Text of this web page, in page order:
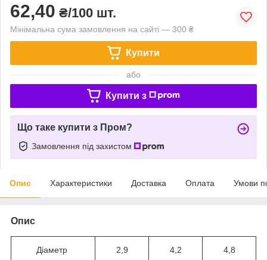
62,40 ₴/100 шт.
Мінімальна сума замовлення на сайті — 300 ₴
Купити
або
Купити з
Що таке купити з Пром?
Замовлення під захистом
Опис Характеристики Доставка Оплата Умови
Опис
Діаметр
2,9
4,2
4,8